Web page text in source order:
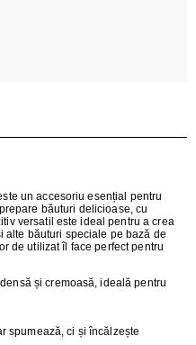
un accesoriu esențial pentru
băuturi delicioase, cu
versatil este ideal pentru a crea
alte băuturi speciale pe bază de
de utilizat îl face perfect pentru
și cremoasă, ideală pentru
spumează, ci și încălzește